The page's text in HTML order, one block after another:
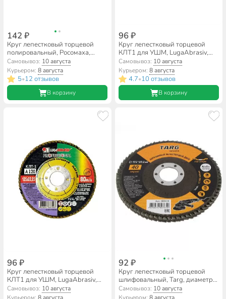
142 ₽
Круг лепестковый торцевой
полировальный, Росомаха,
натуральный войлок, диаметр
125 мм, 461125
Самовывоз: 10 августа
Курьером:8 августа
5•12 отзывов
В корзину
96 ₽
Круг лепестковый торцевой
КЛТ1 для УШМ, LugaAbrasiv,
диаметр 125 мм, посадочный
диаметр 22 мм, зернистость
A150, шлифовальный
Самовывоз: 10 августа
Курьером: 8 августа
4.7•10 отзывов
В корзину
96 ₽
Круг лепестковый торцевой
КЛТ1 для УШМ, LugaAbrasiv,
диаметр 125 мм, посадочный
диаметр 22 мм, зернистость
Самовывоз: 10 августа
92 ₽
Круг лепестковый торцевой
шлифовальный, Targ, диаметр
125 мм, посадочный диаметр
22.2 мм, зернистость P40,
Самовывоз: 10 августа